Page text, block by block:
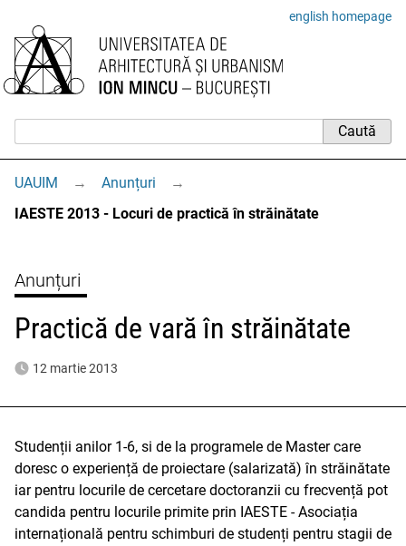
english homepage
UAUIM → Anunțuri
→
IAESTE 2013 - Locuri de practică în străinătate
Anunțuri
Practică de vară în străinătate
12 martie 2013
Studenții anilor 1-6, si de la programele de Master care
doresc o experiență de proiectare (salarizată) în străinătate
iar pentru locurile de cercetare doctoranzii cu frecvență pot
candida pentru locurile primite prin IAESTE - Asociația
internațională pentru schimburi de studenți pentru stagii de